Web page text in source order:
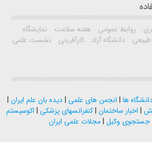
روابط عمومی هفته سلامت
نمایشگاه
طبیعی دانشگاه آزاد کارآفرینی
نشست علمی
ها | انجمن های علمی |دیده بان علم ایران |
| اخبار ساختمان |کنفرانسهای پزشکی | اکوسیستم
جستجوی وکیل |مجلات علمی ایران